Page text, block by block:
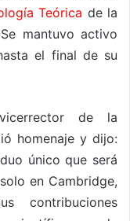
Teórica de la
mantuvo activo
el final de su
de la
homenaje y dijo:
único que será
en Cambridge,
contribuciones